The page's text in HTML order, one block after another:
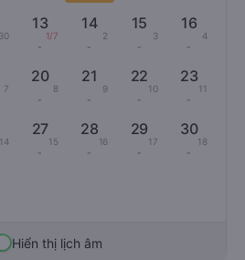
30
13
1/7
-
14
2
-
15
3
-
16
4
-
7
20
8
-
21
9
-
22
10
-
23
11
-
14
27
15
-
28
16
-
29
17
-
30
18
-
Hiển thị lịch âm